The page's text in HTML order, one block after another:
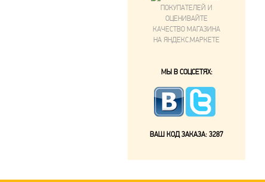
МЫ В СОЦСЕТЯХ:
ВАШ КОД ЗАКАЗА: 3287